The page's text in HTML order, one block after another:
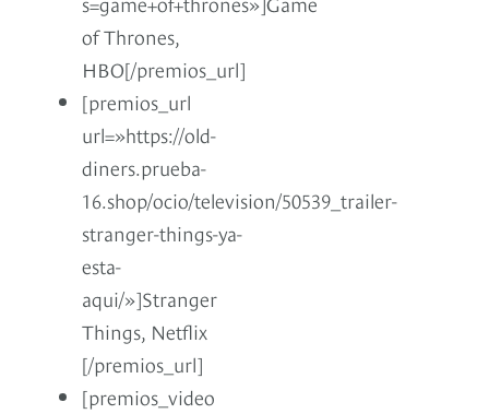
of Thrones,
HBO[/premios_url]
[premios_url
url=»https://old-
diners.prueba-
16.shop/ocio/television/50539_trailer-
stranger-things-ya-
esta-
aqui/»]Stranger
Things, Netflix
[/premios_url]
[premios_video